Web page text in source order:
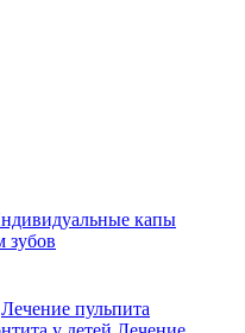
капы
зубов
Лечение пульпита